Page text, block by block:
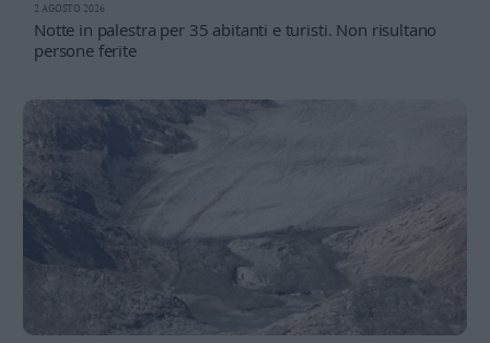
Notte in palestra per 35 abitanti e turisti. Non risultano
persone ferite
2 AGOSTO 2026